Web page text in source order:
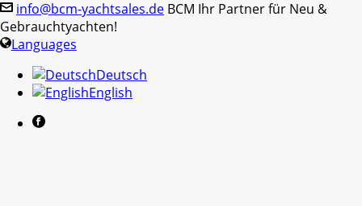
info@bcm-yachtsales.de BCM Ihr Partner für Neu &
Gebrauchtyachten!
Languages
Deutsch
English